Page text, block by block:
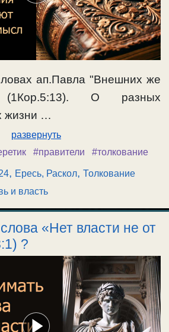
ап.Павла "Внешних же
О разных
жизни …
развернуть
#правители #толкование
, Ересь, Раскол,Толкование
и власть
«Нет власти не от
?